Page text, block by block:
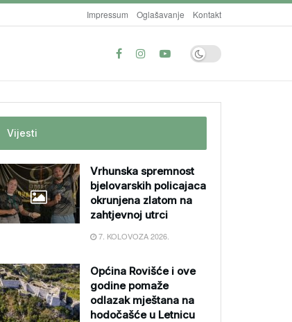
Impressum Oglašavanje Kontakt
Vijesti
Vrhunska spremnost
bjelovarskih policajaca
okrunjena zlatom na
zahtjevnoj utrci
7. KOLOVOZA 2026.
Općina Rovišće i ove
godine pomaže
odlazak mještana na
hodočašće u Letnicu